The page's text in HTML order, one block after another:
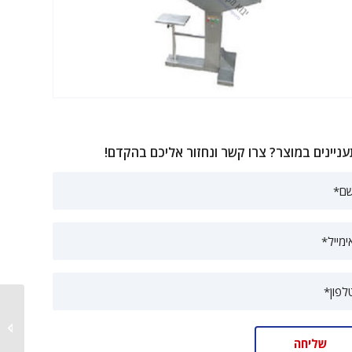
במוצר? צרו קשר ונחזור אליכם בהקדם!
מכונת